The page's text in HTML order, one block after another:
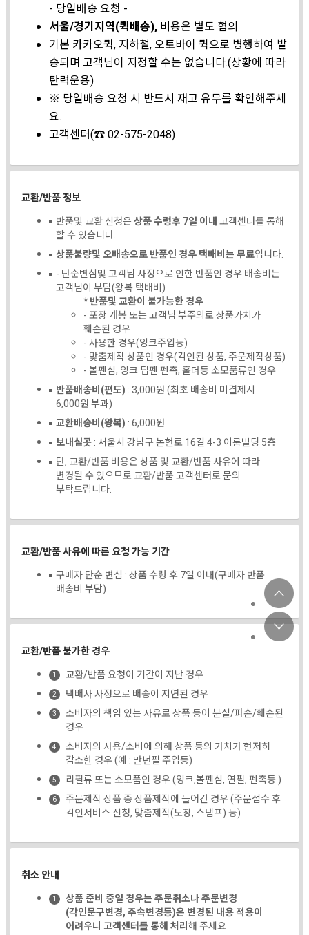
- 당일배송 요청 -
서울/경기지역(퀵배송), 비용은 별도 협의
기본 카카오퀵, 지하철, 오토바이 퀵으로 병행하여 발
송되며 고객님이 지정할 수는 없습니다.(상황에 따라
탄력운용)
※ 당일배송 요청 시 반드시 재고 유무를 확인해주세
요.
고객센터(☎ 02-575-2048)
교환/반품 정보
반품및 교환 신청은상품 수령후 7일 이내고객센터를 통해
할 수 있습니다.
상품불량및 오배송으로 반품인 경우 택배비는 무료입니다.
- 단순변심및 고객님 사정으로 인한 반품인 경우 배송비는
고객님이 부담(왕복 택배비)
* 반품및 교환이 불가능한 경우
- 포장 개봉 또는 고객님 부주의로 상품가치가
훼손된 경우
- 사용한 경우(잉크주입등)
- 맞춤제작 상품인 경우(각인된 상품, 주문제작상품)
- 볼펜심, 잉크 딥펜 펜촉, 홀더등 소모품류인 경우
반품배송비(편도) : 3,000원 (최초 배송비 미결제시
6,000원 부과)
교환배송비(왕복) : 6,000원
보내실곳: 서울시 강남구 논현로 16길 4-3 이룸빌딩 5층
단, 교환/반품 비용은 상품 및 교환/반품 사유에 따라
변경될 수 있으므로 교환/반품 고객센터로 문의
부탁드립니다.
교환/반품 사유에 따른 요청 가능 기간
구매자 단순 변심 : 상품 수령 후 7일 이내(구매자 반품
배송비 부담)
교환/반품 불가한 경우
교환/반품 요청이 기간이 지난 경우
택배사 사정으로 배송이 지연된 경우
소비자의 책임 있는 사유로 상품 등이 분실/파손/훼손된
경우
소비자의 사용/소비에 의해 상품 등의 가치가 현저히
감소한 경우 (예 : 만년필 주입등)
리필류 또는 소모품인 경우 (잉크,볼펜심, 연필, 펜촉등 )
주문제작 상품 중 상품제작에 들어간 경우 (주문접수 후
각인서비스 신청, 맞춤제작(도장, 스탬프) 등)
취소 안내
상품 준비 중일 경우는 주문취소나 주문변경
(각인문구변경, 주속변경등)은 변경된 내용 적용이
어려우니 고객센터를 통해 처리해 주세요